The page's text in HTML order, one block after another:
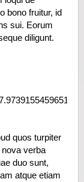
bono fruitur, id
sui. Eorum
diligunt.
quos turpiter
nova verba
duo sunt,
atque etiam